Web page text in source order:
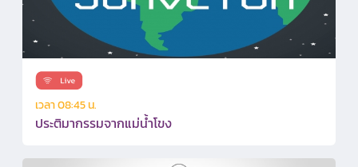
เวลา 08:45 น.
ประติมากรรมจากแม่น้ำโขง